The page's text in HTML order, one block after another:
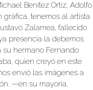
Benítez Ortiz, Adolfo
gráfica, tenemos al artista
Zalamea, fallecido
presencia la debemos
su hermano Fernando
quien creyó en este
envió las imágenes a
—en su mayoría,